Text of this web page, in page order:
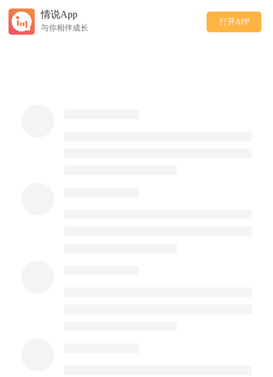
情说App
与你相伴成长
打开APP